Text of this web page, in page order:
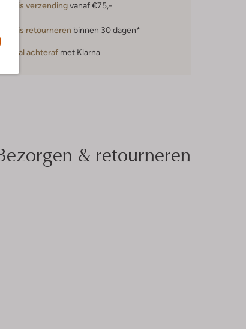
Gratis verzendingvanaf €75,-
Gratis retourneren binnen 30 dagen*
Betaal achteraf met Klarna
& retourneren